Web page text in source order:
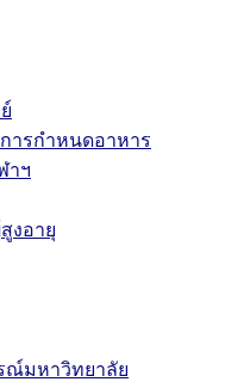
ารกำหนดอาหาร
าฯ
งอายุ
ณ์มหาวิทยาลัย